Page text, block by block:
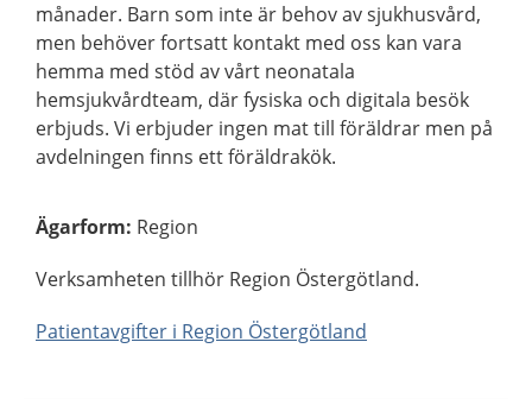
månader. Barn som inte är behov av sjukhusvård,
men behöver fortsatt kontakt med oss kan vara
hemma med stöd av vårt neonatala
hemsjukvårdteam, där fysiska och digitala besök
erbjuds. Vi erbjuder ingen mat till föräldrar men på
avdelningen finns ett föräldrakök.
Ägarform: Region
Verksamheten tillhör Region Östergötland.
Patientavgifter i Region Östergötland